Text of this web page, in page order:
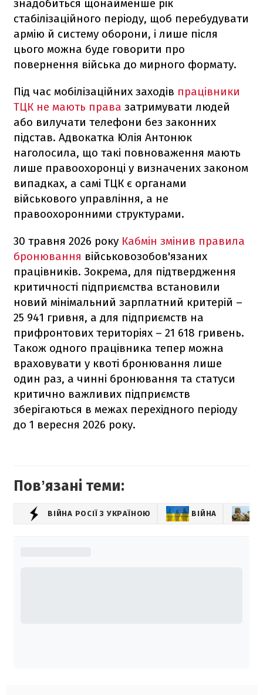
знадобиться щонайменше рік
стабілізаційного періоду, щоб перебудувати
армію й систему оборони, і лише після
цього можна буде говорити про
повернення війська до мирного формату.
Під час мобілізаційних заходів працівники
ТЦК не мають права затримувати людей
або вилучати телефони без законних
підстав. Адвокатка Юлія Антонюк
наголосила, що такі повноваження мають
лише правоохоронці у визначених законом
випадках, а самі ТЦК є органами
військового управління, а не
правоохоронними структурами.
30 травня 2026 року Кабмін змінив правила
бронювання військовозобов'язаних
працівників. Зокрема, для підтвердження
критичності підприємства встановили
новий мінімальний зарплатний критерій –
25 941 гривня, а для підприємств на
прифронтових територіях – 21 618 гривень.
Також одного працівника тепер можна
враховувати у квоті бронювання лише
один раз, а чинні бронювання та статуси
критично важливих підприємств
зберігаються в межах перехідного періоду
до 1 вересня 2026 року.
Повʼязані теми:
ВІЙНА РОСІЇ З УКРАЇНОЮ ВІЙНА